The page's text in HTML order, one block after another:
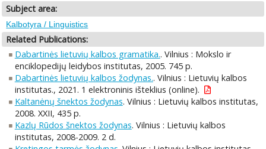
Subject area:
Kalbotyra / Linguistics
Related Publications:
Dabartinės lietuvių kalbos gramatika.. Vilnius : Mokslo ir
enciklopedijų leidybos institutas, 2005. 745 p.
Dabartinės lietuvių kalbos žodynas.. Vilnius : Lietuvių kalbos
institutas., 2021. 1 elektroninis išteklius (online).
Kaltanėnų šnektos žodynas. Vilnius : Lietuvių kalbos institutas,
2008. XXII, 435 p.
Kazlų Rūdos šnektos žodynas. Vilnius : Lietuvių kalbos
institutas, 2008-2009. 2 d.